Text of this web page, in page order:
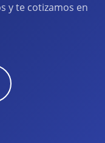
y te cotizamos en